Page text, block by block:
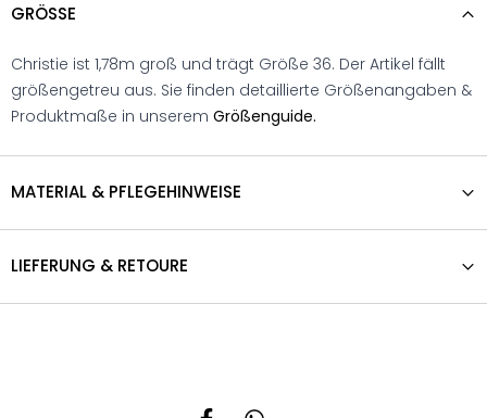
GRÖSSE
Christie ist 1,78m groß und trägt Größe 36. Der Artikel fällt
größengetreu aus. Sie finden detaillierte Größenangaben &
Produktmaße in unserem Größenguide.
MATERIAL & PFLEGEHINWEISE
LIEFERUNG & RETOURE